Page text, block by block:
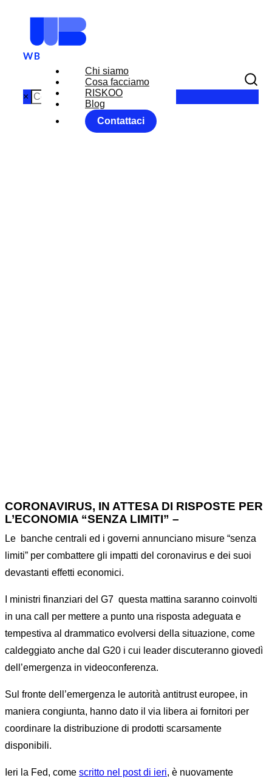
Chi siamo
Cosa facciamo
RISKOO
Blog
Contattaci
×
MISURE
CORONAVIRUS, IN ATTESA DI RISPOSTE PER
L’ECONOMIA “SENZA LIMITI” –
Le banche centrali ed i governi annunciano misure “senza
limiti” per combattere gli impatti del coronavirus e dei suoi
devastanti effetti economici.
I ministri finanziari del G7 questa mattina saranno coinvolti
in una call per mettere a punto una risposta adeguata e
tempestiva al drammatico evolversi della situazione, come
caldeggiato anche dal G20 i cui leader discuteranno giovedì
dell’emergenza in videoconferenza.
Sul fronte dell’emergenza le autorità antitrust europee, in
maniera congiunta, hanno dato il via libera ai fornitori per
coordinare la distribuzione di prodotti scarsamente
disponibili.
Ieri la Fed, come scritto nel post di ieri, è nuovamente